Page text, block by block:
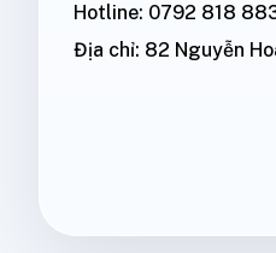
Hotline: 0792 818
Địa chỉ: 82 Nguyễn